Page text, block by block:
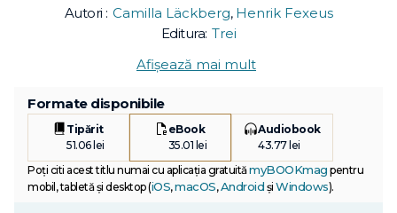
Autori : Camilla Läckberg, Henrik Fexeus
Editura: Trei
Afișează mai mult
Formate disponibile
Tipărit
51.06 lei
eBook
35.01 lei
Audiobook
43.77 lei
Poți citi acest titlu numai cu aplicația gratuitămyBOOKmag pentru
mobil, tabletă și desktop (iOS,macOS,Android și Windows).